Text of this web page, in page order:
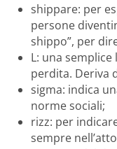
shippare: per
persone
shippo”, per
L: una
perdita. Deriva
sigma: indica
norme sociali;
rizz: per
sempre